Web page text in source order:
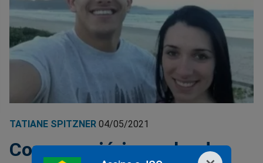
TATIANE SPITZNER 04/05/2021
Começa o júri popular de